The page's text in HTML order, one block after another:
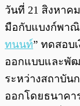
วันที่ 21 สิงหาค
มือกับแบงก์พา
ทนนท์” ทดสอบ
ออกแบบและพั
ระหว่างสถาบัน
ออกโดยธนาคา